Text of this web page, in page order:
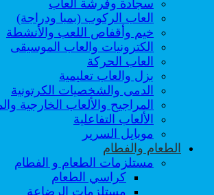
سجادة وفرشة العاب
العاب الركوب (بمبا ودراجة)
خيم وأقفاص اللعب والأنشطة
الكترونيات والعاب الموسيقى
العاب الحركة
بزل والعاب تعليمية
الدمى والشخصيات الكرتونية
المراجيح والألعاب الخارجية
الألعاب التفاعلية
موبايل السرير
الطعام والفطام
مستلزمات الطعام و الفطام
كراسي الطعام
مستلزمات الرضاعة